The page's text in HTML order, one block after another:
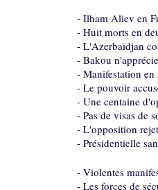
- Ilham Aliev en
- Huit morts en
- L'Azerbaïdjan
- Bakou
- Manifestation
- Le pouvoir
- Une centaine
- Pas de visas de
- L'opposition
- Présidentielle
- Violentes
- Les forces de